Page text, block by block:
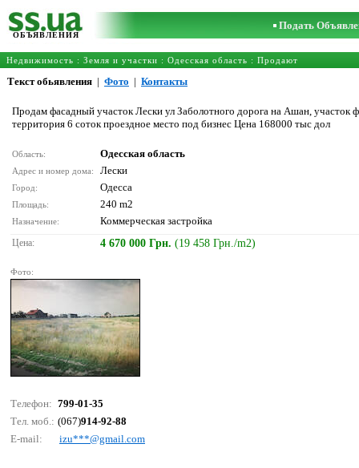
ОБЪЯВЛЕНИЯ
Подать
Недвижимость : Земля и участки : Одесская область : Продают
Текст обьявления | Фото | Контакты
Продам фасадный участок Лески ул Заболотного дорога на Ашан,
территория 6 соток проездное место под бизнес Цена 168000 тыс дол
Область: Одесская область
Адрес и номер дома: Лески
Город: Одесса
Площадь: 240 m2
Назначение: Коммерческая застройка
Цена: 4 670 000 Грн. (19 458 Грн./m2)
Фото:
Телефон: 799-01-35
Тел. моб.: (067)914-92-88
E-mail:
izu***@gmаil.соm